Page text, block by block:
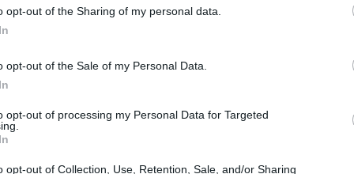
opt-out of the Sharing of my personal data.
opt-out of the Sale of my Personal Data.
opt-out of processing my Personal Data for Targeted
opt-out of Collection, Use, Retention, Sale, and/or Sharing
Sevilla, non ti voglio più”, “Junior,
prossimo alza il prezzo del carnet”,
abbonamenti per i soci del club.